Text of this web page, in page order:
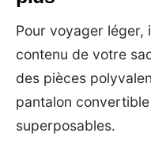
Pour voyager léger,
contenu de votre
des pièces
pantalon
superposables.